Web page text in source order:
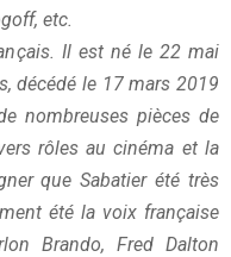
etc.
Il est né le 22 mai
décédé le 17 mars 2019
nombreuses pièces de
rôles au cinéma et la
que Sabatier été très
été la voix française
Brando, Fred Dalton